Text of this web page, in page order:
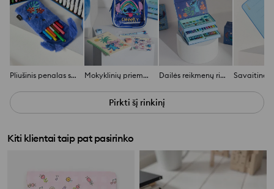
Pliušinis penalas su žymekliais 8 pack Stitch Mokyklinių priemonių rinkinys su kuprine 7 pack Stitch Dailės reikmenų rinkinys organizatoriuje 52 pack Stitch
Pirkti šį rinkinį
Kiti klientai taip pat pasirinko